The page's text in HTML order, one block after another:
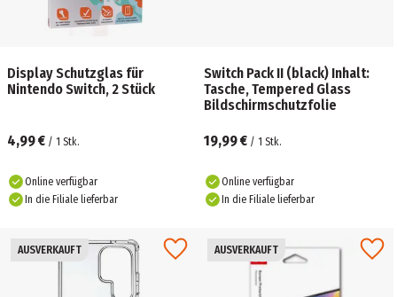
Display Schutzglas für
Nintendo Switch, 2 Stück
4,99 € / 1 Stk.
Online verfügbar
In die Filiale lieferbar
Switch Pack II (black) Inhalt:
Tasche, Tempered Glass
Bildschirmschutzfolie
19,99 € / 1 Stk.
Online verfügbar
In die Filiale lieferbar
AUSVERKAUFT AUSVERKAUFT